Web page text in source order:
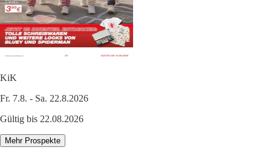
KiK
Fr. 7.8. - Sa. 22.8.2026
Gültig bis 22.08.2026
Mehr Prospekte